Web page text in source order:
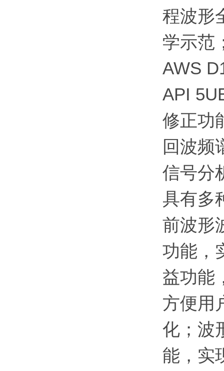
程波形
学示范
AWS
API
修正功
回波频
信号分
具有多
前波形
功能，
益功能
方便用
化；波
能，实